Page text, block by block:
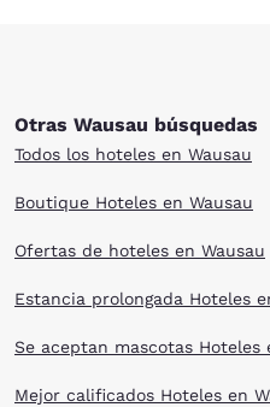
Otras Wausau búsquedas
Todos los hoteles en Wausau
Boutique Hoteles en Wausau
Ofertas de hoteles en Wausau
Estancia prolongada Hoteles
Se aceptan mascotas Hoteles
Mejor calificados Hoteles en